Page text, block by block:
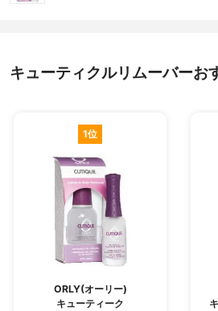
キューティクルリムーバーお
1位
ORLY(オーリー)
キューティーク